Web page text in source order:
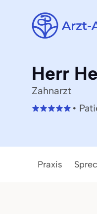
Herr
Zahnarzt
•
Praxis